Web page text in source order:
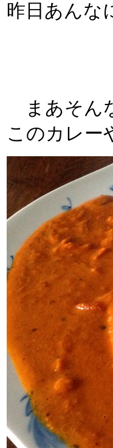
昨日あんな
まあそん
このカレー